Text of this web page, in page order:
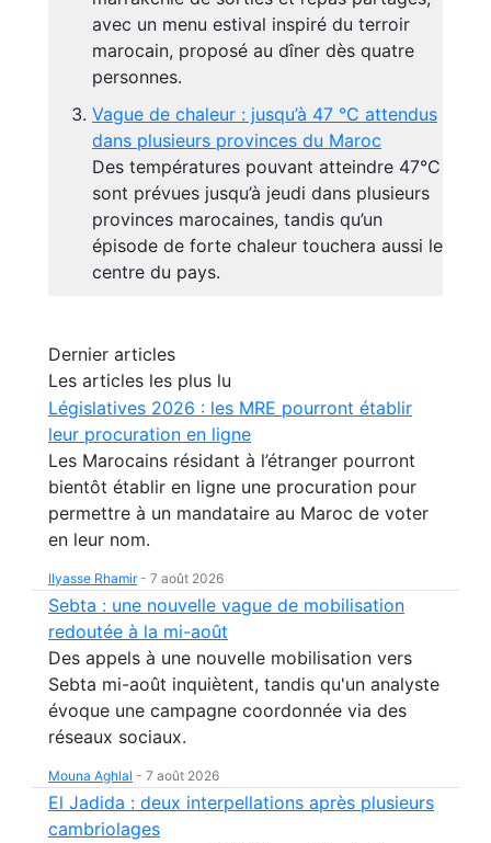
avec un menu estival inspiré du terroir
marocain, proposé au dîner dès quatre
personnes.
Vague de chaleur : jusqu’à 47 °C attendus
dans plusieurs provinces du Maroc
Des températures pouvant atteindre 47°C
sont prévues jusqu’à jeudi dans plusieurs
provinces marocaines, tandis qu’un
épisode de forte chaleur touchera aussi le
centre du pays.
Dernier articles
Les articles les plus lu
Législatives 2026 : les MRE pourront établir
leur procuration en ligne
Les Marocains résidant à l’étranger pourront
bientôt établir en ligne une procuration pour
permettre à un mandataire au Maroc de voter
en leur nom.
Ilyasse Rhamir- 7 août 2026
Sebta : une nouvelle vague de mobilisation
redoutée à la mi-août
Des appels à une nouvelle mobilisation vers
Sebta mi-août inquiètent, tandis qu'un analyste
évoque une campagne coordonnée via des
réseaux sociaux.
Mouna Aghlal - 7 août 2026
El Jadida : deux interpellations après plusieurs
cambriolages